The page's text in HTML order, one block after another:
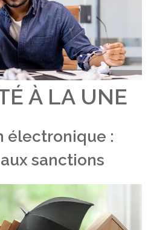
À LA UNE
électronique :
sanctions